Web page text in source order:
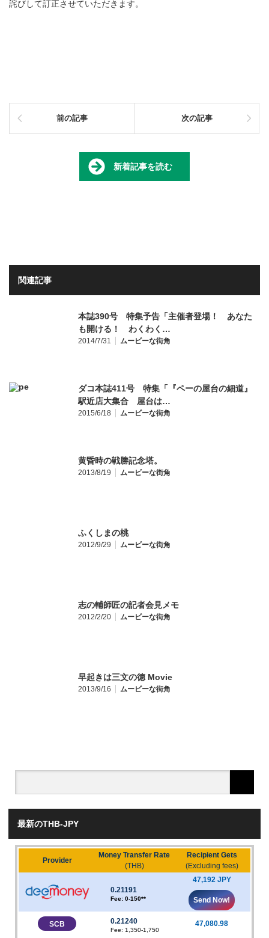
詫びして訂正させていただきます。
前の記事 次の記事
新着記事を読む
関連記事
本誌390号 特集予告「主催者登場！ あなた
も開ける！ わくわく…
2014/7/31 ムービーな街角
ダコ本誌411号 特集「『ペーの屋台の細道』
駅近店大集合 屋台は…
2015/6/18 ムービーな街角
黄昏時の戦勝記念塔。
2013/8/19 ムービーな街角
ふくしまの桃
2012/9/29 ムービーな街角
志の輔師匠の記者会見メモ
2012/2/20 ムービーな街角
早起きは三文の徳 Movie
2013/9/16 ムービーな街角
最新のTHB-JPY